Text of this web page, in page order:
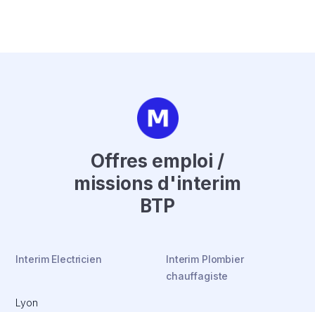
Offres emploi /
missions d'interim
BTP
Interim Electricien
Lyon
Interim Plombier
chauffagiste